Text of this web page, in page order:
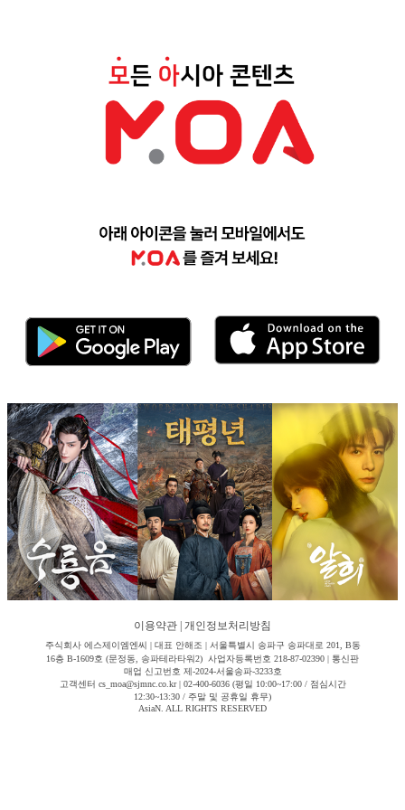
이용약관 개인정보처리방침
주식회사 에스제이엠엔씨 | 대표 안해조 | 서울특별시 송파구 송파대로 201, B동
16층 B-1609호 (문정동, 송파테라타워2) 사업자등록번호 218-87-02390 | 통신판
매업 신고번호 제-2024-서울송파-3233호
고객센터 cs_moa@sjmnc.co.kr | 02-400-6036 (평일 10:00~17:00 / 점심시간
12:30~13:30 / 주말 및 공휴일 휴무)
AsiaN. ALL RIGHTS RESERVED